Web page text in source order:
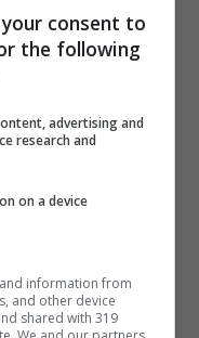
gratis che ti
30 Dicembre 2025
consent to
the following
advertising and
research and
on a device
information from
and other device
shared with 319